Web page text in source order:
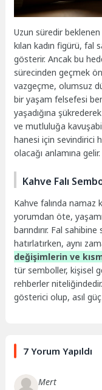
Uzun süredir
kılan kadın figürü, fal
gösterir. Ancak bu
sürecinden geçmek
vazgeçme, olumsuz
bir yaşam felsefesi
yaşadığına
ve mutluluğa
hanesi için sevindirici
olacağı anlamına gelir.
Kahve Falı
Kahve falında namaz
yorumdan öte,
barındırır. Fal
hatırlatırken, aynı
değişimlerin ve
tür semboller, kişisel
rehberler
gösterici olup, asıl
7 Yorum Yapıldı
Mert